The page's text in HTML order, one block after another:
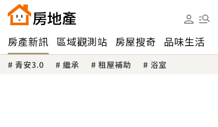
房產新訊 區域觀測站 房屋搜奇 品味生活
青安3.0 繼承 租屋補助 浴室